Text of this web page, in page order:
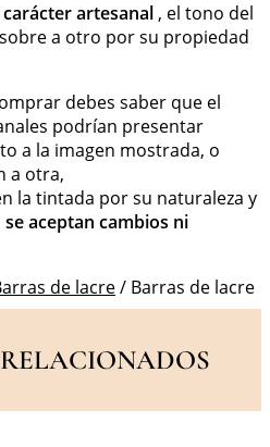
artesanal , el tono del
a otro por su propiedad
debes saber que el
podrían presentar
a la imagen mostrada, o
a otra,
la tintada por su naturaleza y
se aceptan cambios ni
de lacre/ Barras de lacre